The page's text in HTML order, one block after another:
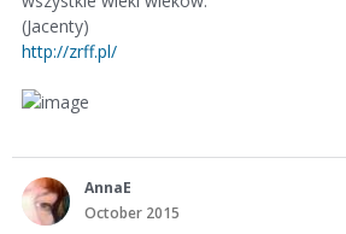
(Jacenty)
http://zrff.pl/
AnnaE
October 2015